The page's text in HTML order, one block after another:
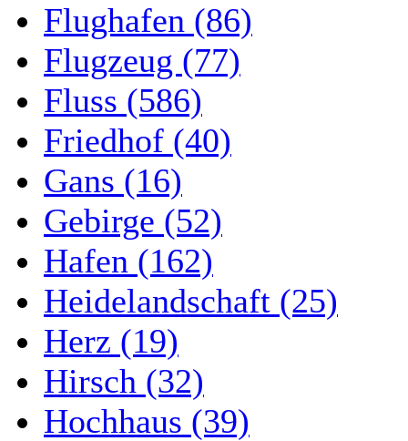
Flughafen (86)
Flugzeug (77)
Fluss (586)
Friedhof (40)
Gans (16)
Gebirge (52)
Hafen (162)
Heidelandschaft (25)
Herz (19)
Hirsch (32)
Hochhaus (39)